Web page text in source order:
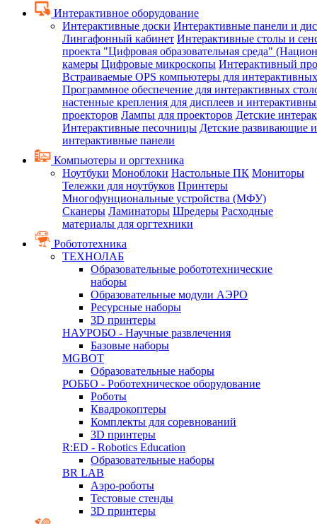
Интерактивное оборудование
Интерактивные доски Интерактивные панели и
Лингафонный кабинет Интерактивные столы и
проекта "Цифровая образовательная среда"
камеры Цифровые микроскопы Интерактивный
Встраиваемые OPS компьютеры для
Программное обеспечение для интерактивных
настенные крепления для дисплеев и
проекторов Лампы для проекторов Детские
Интерактивные песочницы Детские развивающие
интерактивные панели
Компьютеры и оргтехника
Ноутбуки Моноблоки Настольные ПК Мониторы
Тележки для ноутбуков Принтеры
Многофунциональные устройства (МФУ)
Сканеры Ламинаторы Шредеры Расходные
материалы для оргтехники
Робототехника
ТЕХНОЛАБ
Образовательные робототехнические
наборы
Образовательные модули АЭРО
Ресурсные наборы
3D принтеры
НАУРОБО - Научные развлечения
Базовые наборы
MGBOT
Образовательные наборы
РОББО - Роботехническое оборудование
Роботы
Квадрокоптеры
Комплекты для соревнований
3D принтеры
R:ED - Robotics Education
Образовательные наборы
BR LAB
Аэро-роботы
Тестовые стенды
3D принтеры